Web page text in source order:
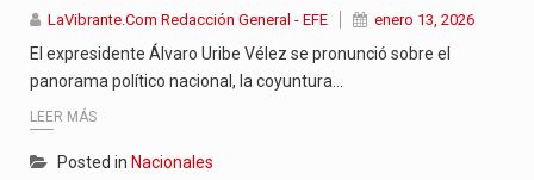
LaVibrante.Com Redacción General - EFE enero 13, 2026
El expresidente Álvaro Uribe Vélez se pronunció sobre el
panorama político nacional, la coyuntura…
LEER MÁS
Posted in Nacionales